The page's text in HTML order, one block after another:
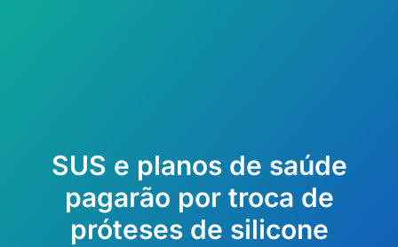
SUS e planos de saúde
pagarão por troca de
próteses de silicone